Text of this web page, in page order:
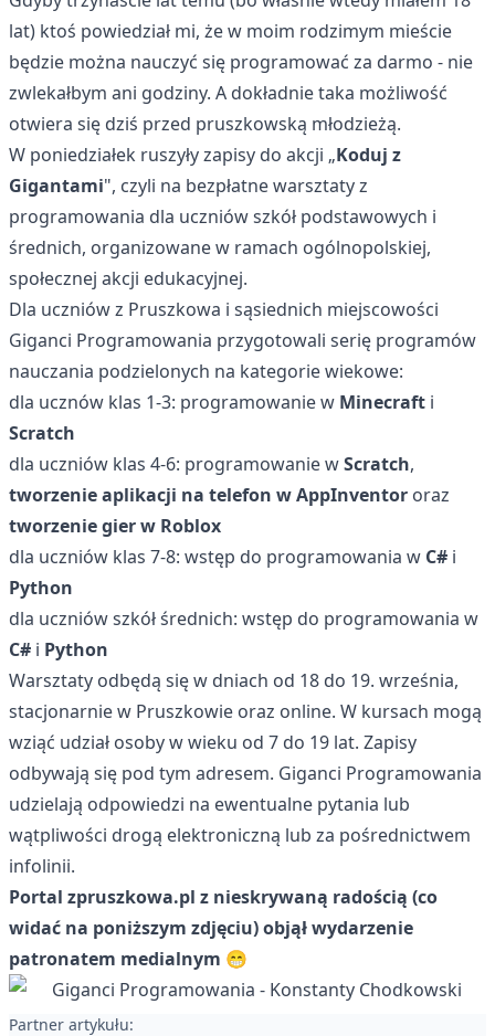
lat) ktoś powiedział mi, że w moim rodzimym mieście
będzie można nauczyć się programować za darmo - nie
zwlekałbym ani godziny. A dokładnie taka możliwość
otwiera się dziś przed pruszkowską młodzieżą.
W poniedziałek ruszyły zapisy do akcji „Koduj z
Gigantami", czyli na bezpłatne warsztaty z
programowania dla uczniów szkół podstawowych i
średnich, organizowane w ramach ogólnopolskiej,
społecznej akcji edukacyjnej.
Dla uczniów z Pruszkowa i sąsiednich miejscowości
Giganci Programowania przygotowali serię programów
nauczania podzielonych na kategorie wiekowe:
dla ucznów klas 1-3: programowanie w Minecraft i
Scratch
dla uczniów klas 4-6: programowanie wScratch,
tworzenie aplikacji na telefon w AppInventor oraz
tworzenie gier w Roblox
dla uczniów klas 7-8: wstęp do programowania w C# i
Python
dla uczniów szkół średnich: wstęp do programowania w
C# i Python
Warsztaty odbędą się w dniach od 18 do 19. września,
stacjonarnie w Pruszkowie oraz online. W kursach mogą
wziąć udział osoby w wieku od 7 do 19 lat. Zapisy
odbywają się pod tym adresem. Giganci Programowania
udzielają odpowiedzi na ewentualne pytania lub
wątpliwości drogą elektroniczną lub za pośrednictwem
infolinii.
Portal zpruszkowa.pl z nieskrywaną radością (co
widać na poniższym zdjęciu) objął wydarzenie
patronatem medialnym 😁
Partner artykułu: